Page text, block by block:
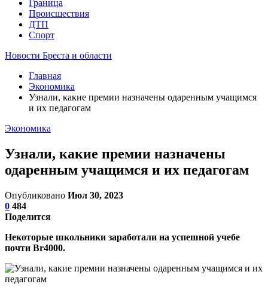
Граница
Происшествия
ДТП
Спорт
Новости Бреста и области
Главная
Экономика
Узнали, какие премии назначены одаренным учащимся
и их педагогам
Экономика
Узнали, какие премии назначены
одаренным учащимся и их педагогам
Опубликовано Июл 30, 2023
0 484
Поделится
Некоторые школьники заработали на успешной учебе
почти Br4000.